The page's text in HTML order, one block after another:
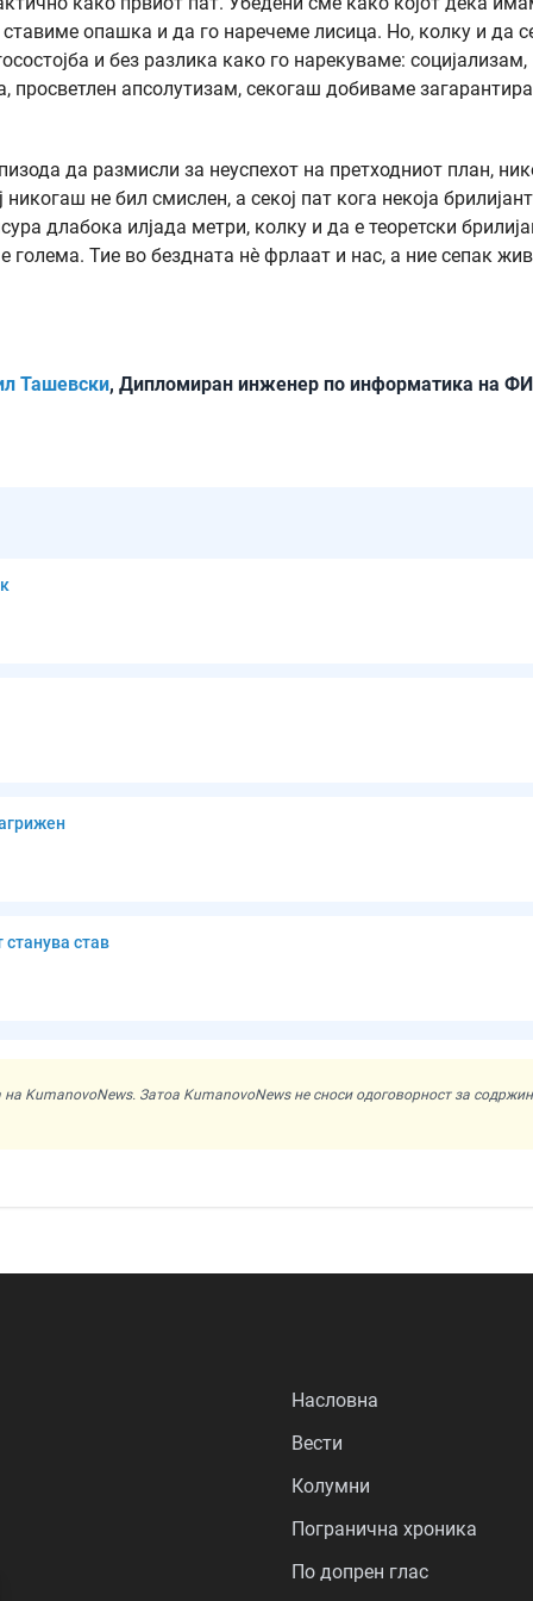
опашка и да го наречеме лисица. Но, колку и да
и без разлика како го нарекуваме: социјализам,
апсолутизам, секогаш добиваме
да размисли за неуспехот на претходниот план,
не бил смислен, а секој пат кога некоја
длабока илјада метри, колку и да е теоретски
Тие во бездната нѐ фрлаат и нас, а ние сепак
Ташевски, Дипломиран инженер по информатика на
став
KumanovoNews. Затоа KumanovoNews не сноси одоговорност за
Насловна
Вести
Колумни
Погранична хроника
По допрен глас